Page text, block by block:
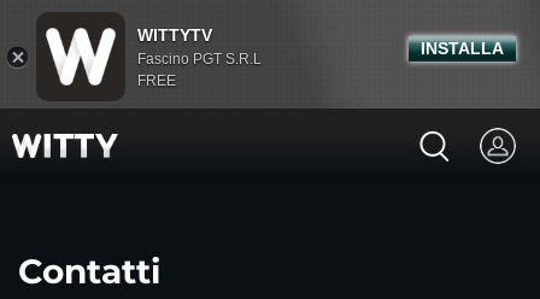
Contatti
WITTYTV
Fascino PGT S.R.L
FREE
INSTALLA